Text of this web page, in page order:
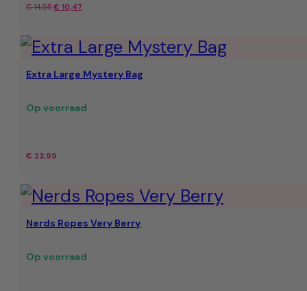
€14,95Oorspronkelijke
was:
€ 14,95.
€ 10,47
is:
€ 10,47.
Extra Large Mystery Bag
Op voorraad
€ 23,99
Nerds Ropes Very Berry
Op voorraad